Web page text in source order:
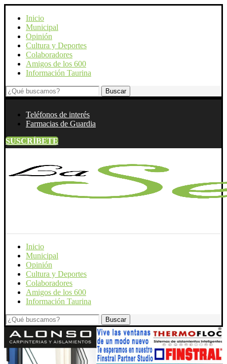
Inicio
Municipal
Opinión
Cultura y Deportes
Colaboradores
Amigos de los 600
Información Taurina
Teléfonos de interés
Farmacias de Guardia
SUSCRÍBETE
Inicio
Municipal
Opinión
Cultura y Deportes
Colaboradores
Amigos de los 600
Información Taurina